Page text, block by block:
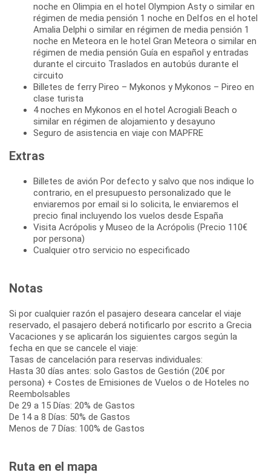
noche en Olimpia en el hotel Olympion Asty o similar en
régimen de media pensión 1 noche en Delfos en el hotel
Amalia Delphi o similar en régimen de media pensión 1
noche en Meteora en le hotel Gran Meteora o similar en
régimen de media pensión Guía en español y entradas
durante el circuito Traslados en autobús durante el
circuito
Billetes de ferry Pireo – Mykonos y Mykonos – Pireo en
clase turista
4 noches en Mykonos en el hotel Acrogiali Beach o
similar en régimen de alojamiento y desayuno
Seguro de asistencia en viaje con MAPFRE
Extras
Billetes de avión Por defecto y salvo que nos indique lo
contrario, en el presupuesto personalizado que le
enviaremos por email si lo solicita, le enviaremos el
precio final incluyendo los vuelos desde España
Visita Acrópolis y Museo de la Acrópolis (Precio 110€
por persona)
Cualquier otro servicio no especificado
Notas
Si por cualquier razón el pasajero deseara cancelar el viaje
reservado, el pasajero deberá notificarlo por escrito a Grecia
Vacaciones y se aplicarán los siguientes cargos según la
fecha en que se cancele el viaje:
Tasas de cancelación para reservas individuales:
Hasta 30 días antes: solo Gastos de Gestión (20€ por
persona) + Costes de Emisiones de Vuelos o de Hoteles no
Reembolsables
De 29 a 15 Días: 20% de Gastos
De 14 a 8 Días: 50% de Gastos
Menos de 7 Días: 100% de Gastos
Ruta en el mapa